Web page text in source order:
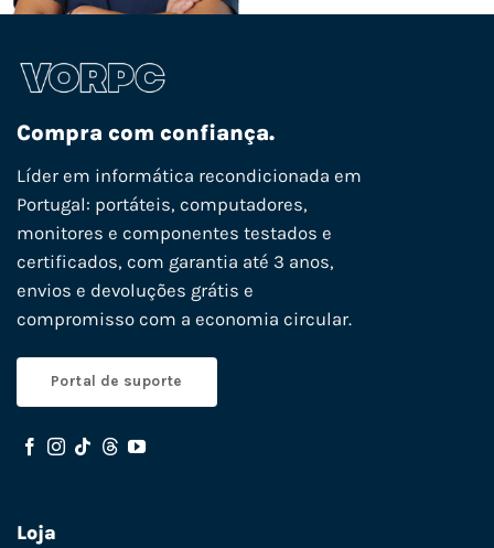
Compra com confiança.
Líder em informática recondicionada em
Portugal: portáteis, computadores,
monitores e componentes testados e
certificados, com garantia até 3 anos,
envios e devoluções grátis e
compromisso com a economia circular.
Portal de suporte
Loja